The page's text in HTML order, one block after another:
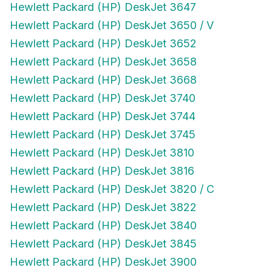
Hewlett Packard (HP) DeskJet 3647
Hewlett Packard (HP) DeskJet 3650 / V
Hewlett Packard (HP) DeskJet 3652
Hewlett Packard (HP) DeskJet 3658
Hewlett Packard (HP) DeskJet 3668
Hewlett Packard (HP) DeskJet 3740
Hewlett Packard (HP) DeskJet 3744
Hewlett Packard (HP) DeskJet 3745
Hewlett Packard (HP) DeskJet 3810
Hewlett Packard (HP) DeskJet 3816
Hewlett Packard (HP) DeskJet 3820 / C
Hewlett Packard (HP) DeskJet 3822
Hewlett Packard (HP) DeskJet 3840
Hewlett Packard (HP) DeskJet 3845
Hewlett Packard (HP) DeskJet 3900